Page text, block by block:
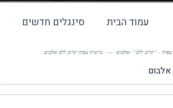
עמוד הבית סינגלים חדשים
עפיה - "קרוב ללב" -אלבום — מושיק עפיה קרוב ללב אלבום